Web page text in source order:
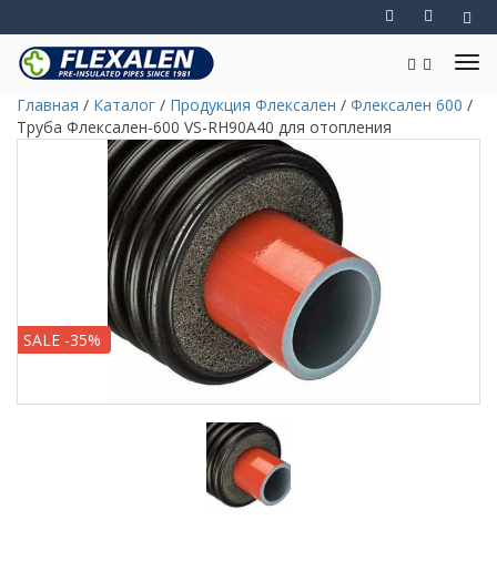
Главная / Каталог / Продукция Флексален / Флексален 600 /
Труба Флексален-600 VS-RH90A40 для отопления
SALE -35%